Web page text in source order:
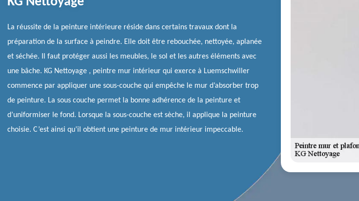
La réussite de la peinture intérieure réside dans certains travaux dont la
préparation de la surface à peindre. Elle doit être rebouchée, nettoyée, aplanée
et séchée. Il faut protéger aussi les meubles, le sol et les autres éléments avec
une bâche. KG Nettoyage , peintre mur intérieur qui exerce à Luemschwiller
commence par appliquer une sous-couche qui empêche le mur d’absorber trop
de peinture. La sous couche permet la bonne adhérence de la peinture et
d’uniformiser le fond. Lorsque la sous-couche est sèche, il applique la peinture
choisie. C’est ainsi qu’il obtient une peinture de mur intérieur impeccable.